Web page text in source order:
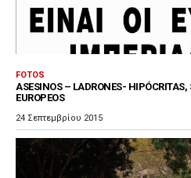
FOTOS
ASESINOS – LADRONES- HIPÓCRITAS,
EUROPEOS
24 Σεπτεμβρίου 2015